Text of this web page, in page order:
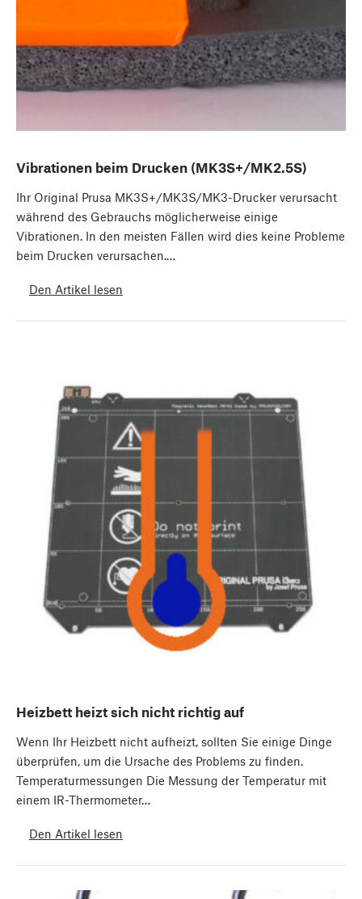
Vibrationen beim Drucken (MK3S+/MK2.5S)
Ihr Original Prusa MK3S+/MK3S/MK3-Drucker verursacht
während des Gebrauchs möglicherweise einige
Vibrationen. In den meisten Fällen wird dies keine Probleme
beim Drucken verursachen.…
Den Artikel lesen
Heizbett heizt sich nicht richtig auf
Wenn Ihr Heizbett nicht aufheizt, sollten Sie einige Dinge
überprüfen, um die Ursache des Problems zu finden.
Temperaturmessungen Die Messung der Temperatur mit
einem IR-Thermometer…
Den Artikel lesen